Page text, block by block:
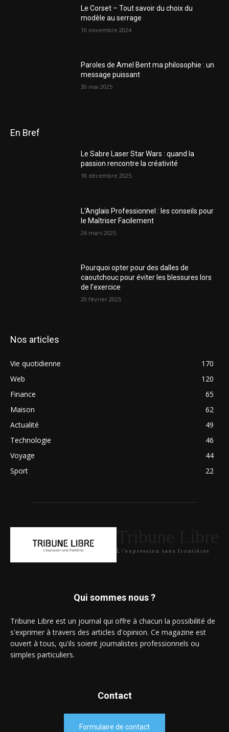
Le Corset – Tout savoir du choix du
modèle au serrage
10 novembre 2024
Paroles de Amel Bent ma philosophie : un
message puissant
30 mai 2025
En Bref
Le Sabre Laser Star Wars : quand la
passion rencontre la créativité
18 décembre 2025
L’Anglais Professionnel : les conseils pour
le Maîtriser Facilement
26 mars 2025
Pourquoi opter pour des dalles de
caoutchouc pour éviter les blessures lors
de l’exercice
20 février 2025
Nos articles
Vie quotidienne
170
Web
120
Finance
65
Maison
62
Actualité
49
Technologie
46
Voyage
44
Sport
22
L\'expression sans frontières
Qui sommes nous ?
Tribune Libre est un journal qui offre à chacun la possibilité de
s'exprimer à travers des articles d'opinion. Ce magazine est
ouvert à tous, qu'ils soient journalistes professionnels ou
simples particuliers.
Contact
Formulaire de contact